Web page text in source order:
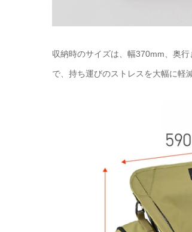
収納時のサイズは、幅370mm、奥
で、持ち運びのストレスを大幅に軽